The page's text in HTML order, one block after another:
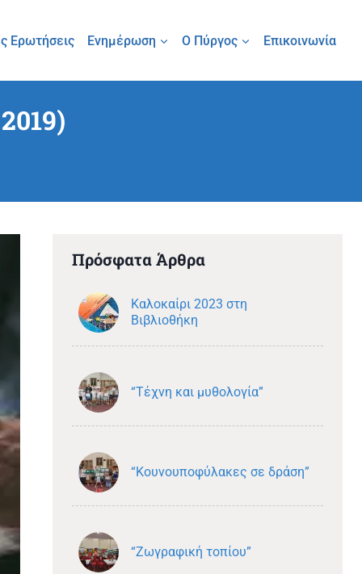
Ερωτήσεις Ενημέρωση Ο Πύργος Επικοινωνία
Πρόσφατα Άρθρα
Καλοκαίρι 2023 στη
Βιβλιοθήκη
“Τέχνη και μυθολογία”
“Κουνουποφύλακες σε δράση”
“Ζωγραφική τοπίου”